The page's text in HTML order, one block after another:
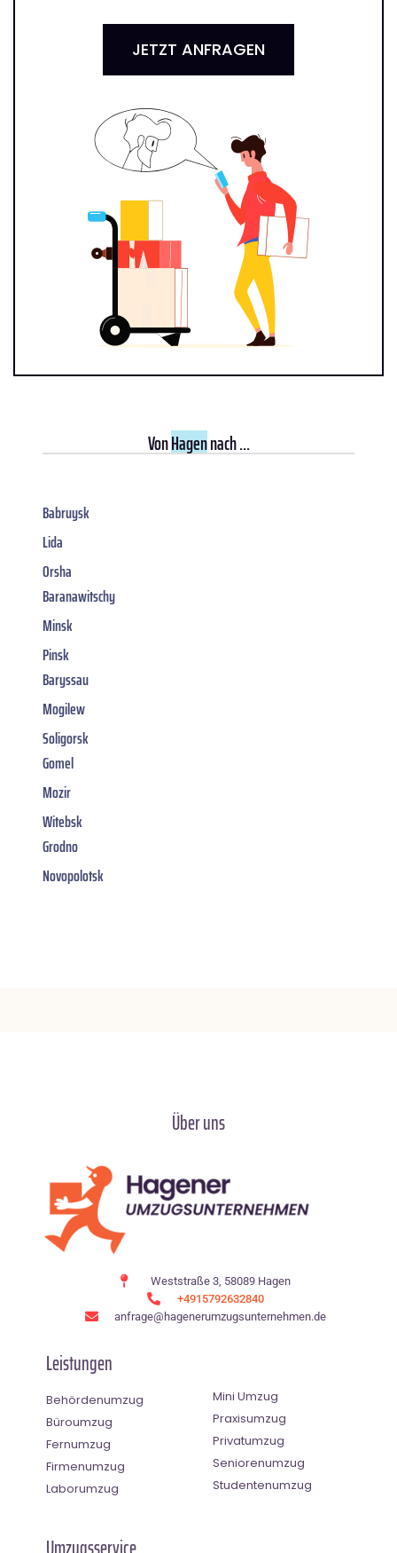
JETZT ANFRAGEN
VonHagennach ...
Babruysk
Lida
Orsha
Baranawitschy
Minsk
Pinsk
Baryssau
Mogilew
Soligorsk
Gomel
Mozir
Witebsk
Grodno
Novopolotsk
Über uns
Weststraße 3, 58089 Hagen
+4915792632840
anfrage@hagenerumzugsunternehmen.de
Leistungen
Behördenumzug
Büroumzug
Fernumzug
Firmenumzug
Laborumzug
Mini Umzug
Praxisumzug
Privatumzug
Seniorenumzug
Studentenumzug